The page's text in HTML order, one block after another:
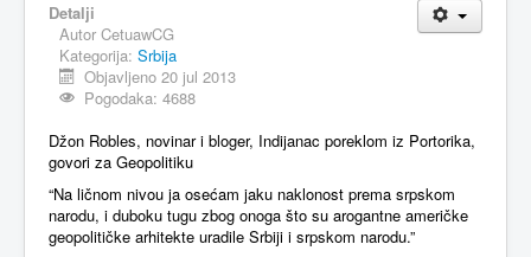
MAGAZIN
FELJTON
PISMA ČITALACA
IMPRESUM
Detalji
Autor CetuawCG
Kategorija: Srbija
Objavljeno 20 jul 2013
Pogodaka: 4688
Džon Robles, novinar i bloger, Indijanac poreklom iz Portorika,
govori za Geopolitiku
“Na ličnom nivou ja osećam jaku naklonost prema srpskom
narodu, i duboku tugu zbog onoga što su arogantne američke
geopolitičke arhitekte uradile Srbiji i srpskom narodu.”